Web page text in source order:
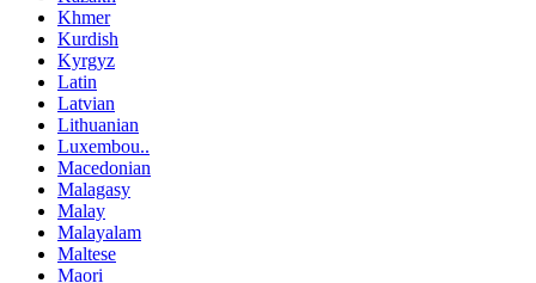
Khmer
Kurdish
Kyrgyz
Latin
Latvian
Lithuanian
Luxembou..
Macedonian
Malagasy
Malay
Malayalam
Maltese
Maori